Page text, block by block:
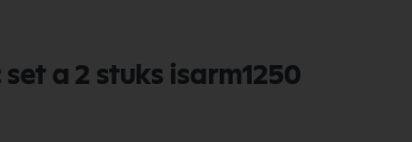
a 2 stuks isarm1250